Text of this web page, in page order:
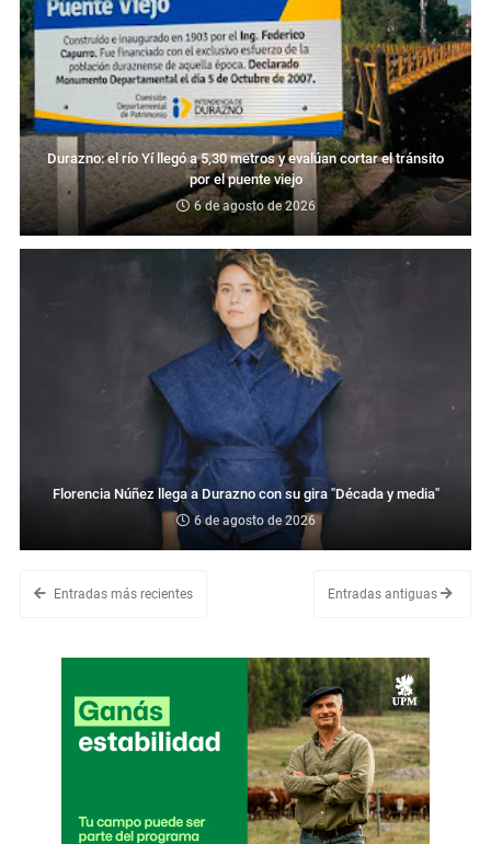
Durazno: el río Yí llegó a 5,30 metros y evalúan cortar el tránsito
por el puente viejo
6 de agosto de 2026
Florencia Núñez llega a Durazno con su gira "Década y media"
6 de agosto de 2026
Entradas más recientes Entradas antiguas